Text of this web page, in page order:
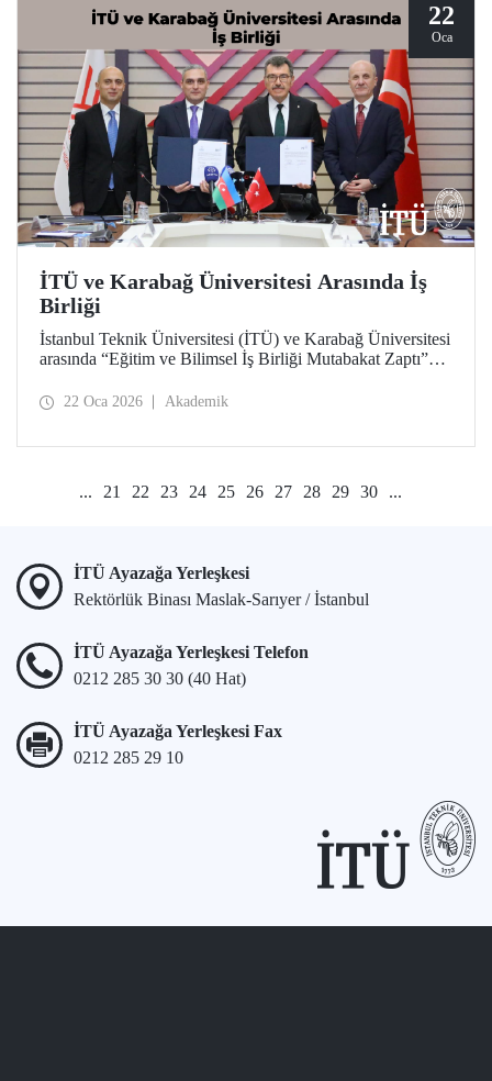
22
Oca
İTÜ ve Karabağ Üniversitesi Arasında İş
Birliği
İstanbul Teknik Üniversitesi (İTÜ) ve Karabağ Üniversitesi
arasında “Eğitim ve Bilimsel İş Birliği Mutabakat Zaptı”
bilimsel çalışmalara, bilgi ve materyal paylaşımından çift
güçlendirmek hedeflendi.
22 Oca 2026 Akademik
... 21 22 23 24 25 26 27 28 29 30 ...
İTÜ Ayazağa Yerleşkesi
Rektörlük Binası Maslak-Sarıyer / İstanbul
İTÜ Ayazağa Yerleşkesi Telefon
0212 285 30 30 (40 Hat)
İTÜ Ayazağa Yerleşkesi Fax
0212 285 29 10